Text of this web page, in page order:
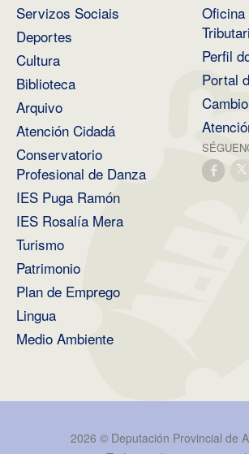
Servizos Sociais
Deportes
Cultura
Biblioteca
Arquivo
Atención Cidadá
Conservatorio
Profesional de Danza
IES Puga Ramón
IES Rosalía Mera
Turismo
Patrimonio
Plan de Emprego
Lingua
Medio Ambiente
Perfil
Portal
2026 © Deputación Provincial de